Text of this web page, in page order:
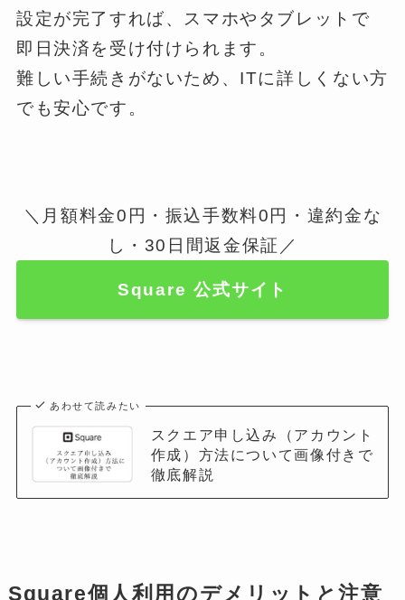
設定が完了すれば、スマホやタブレットで
即日決済を受け付けられます。
難しい手続きがないため、ITに詳しくない方
でも安心です。
＼月額料金0円・振込手数料0円・違約金な
し・30日間返金保証／
Square 公式サイト
あわせて読みたい
スクエア申し込み（アカウント
作成）方法について画像付きで
徹底解説
Square個人利用のデメリットと注意